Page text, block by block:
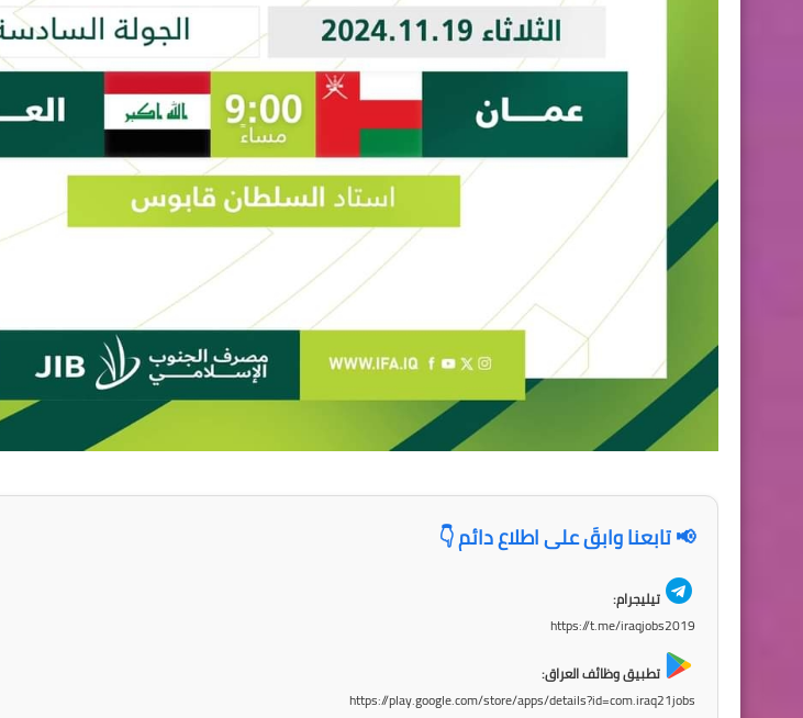
📢 تابعنا وابقَ على اطلاع دائم 👇
تيليجرام:
https://t.me/iraqjobs2019
تطبيق وظائف العراق:
https://play.google.com/store/apps/details?id=com.iraq21jobs